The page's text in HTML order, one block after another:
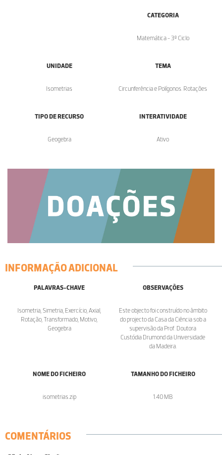
CATEGORIA
Matemática - 3º Ciclo
UNIDADE
Isometrias
TEMA
Circunferência e Polígonos. Rotações
TIPO DE RECURSO
Geogebra
INTERATIVIDADE
Ativo
INFORMAÇÃO ADICIONAL
PALAVRAS-CHAVE
Isometria, Simetria, Exercício, Axial,
Rotação, Transformado, Motivo,
Geogebra
OBSERVAÇÕES
Este objecto foi construído no âmbito
do projecto da Casa da Ciência sob a
supervisão da Prof. Doutora
Custódia Drumond da Universidade
da Madeira.
NOME DO FICHEIRO
isometrias.zip
TAMANHO DO FICHEIRO
1.40 MB
COMENTÁRIOS